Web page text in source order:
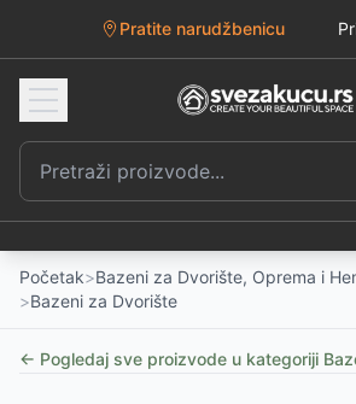
Pratite narudžbenicu
Početak>Bazeni za Dvorište, Oprema i
>Bazeni za Dvorište
← Pogledaj sve proizvode u kategoriji